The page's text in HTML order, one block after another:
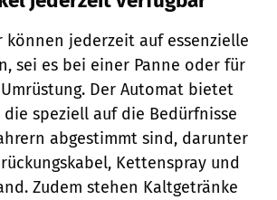
jederzeit auf essenzielle
sei es bei einer Panne oder für
Der Automat bietet
speziell auf die Bedürfnisse
abgestimmt sind, darunter
Kettenspray und
Zudem stehen Kaltgetränke